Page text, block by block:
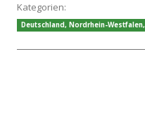
Kategorien:
Deutschland, Nordrhein-Westfalen,